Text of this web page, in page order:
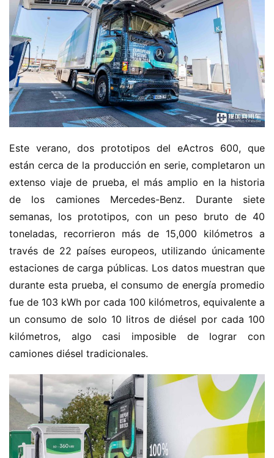
Este verano, dos prototipos del eActros 600, que
están cerca de la producción en serie, completaron un
extenso viaje de prueba, el más amplio en la historia
de los camiones Mercedes-Benz. Durante siete
semanas, los prototipos, con un peso bruto de 40
toneladas, recorrieron más de 15,000 kilómetros a
través de 22 países europeos, utilizando únicamente
estaciones de carga públicas. Los datos muestran que
durante esta prueba, el consumo de energía promedio
fue de 103 kWh por cada 100 kilómetros, equivalente a
un consumo de solo 10 litros de diésel por cada 100
kilómetros, algo casi imposible de lograr con
camiones diésel tradicionales.